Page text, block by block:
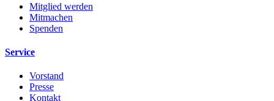
Mitglied werden
Mitmachen
Spenden
Service
Vorstand
Presse
Kontakt